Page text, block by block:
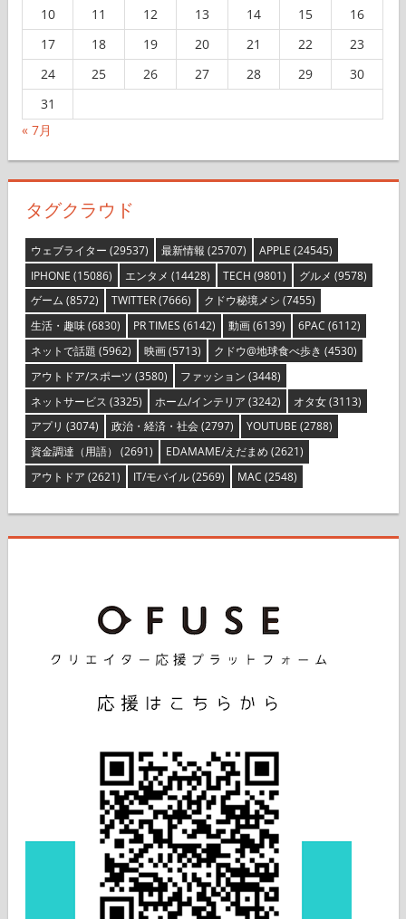
10
11 12 13 14 15
16
17
18 19 20 21 22
23
24
25 26 27 28 29
30
31
« 7月
タグクラウド
ウェブライター (29537) 最新情報 (25707) APPLE (24545)
IPHONE (15086) エンタメ (14428) TECH (9801) グルメ (9578)
ゲーム (8572) TWITTER(7666) クドウ秘境メシ (7455)
生活・趣味(6830) PR TIMES (6142) 動画(6139) 6PAC (6112)
ネットで話題 (5962) 映画(5713) クドウ@地球食べ歩き (4530)
アウトドア/スポーツ (3580) ファッション (3448)
ネットサービス (3325) ホーム/インテリア (3242) オタ女(3113)
アプリ (3074) 政治・経済・社会(2797) YOUTUBE (2788)
資金調達（用語） (2691) EDAMAME/えだまめ (2621)
アウトドア (2621) IT/モバイル(2569) MAC (2548)